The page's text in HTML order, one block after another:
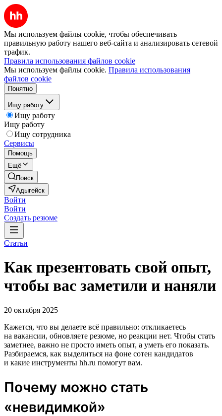
Мы используем файлы cookie, чтобы обеспечивать
правильную работу нашего веб-сайта и анализировать сетевой
трафик.
Правила использования файлов cookie
Мы используем файлы cookie. Правила использования
файлов cookie
Понятно
Ищу работу
Ищу работу
Ищу работу
Ищу сотрудника
Сервисы
Помощь
Ещё
Поиск
Адыгейск
Войти
Войти
Создать резюме
Статьи
Как презентовать свой опыт,
чтобы вас заметили и наняли
20 октября 2025
Кажется, что вы делаете всё правильно: откликаетесь
на вакансии, обновляете резюме, но реакции нет. Чтобы стать
заметнее, важно не просто иметь опыт, а уметь его показать.
Разбираемся, как выделиться на фоне сотен кандидатов
и какие инструменты hh.ru помогут вам.
Почему можно стать
«невидимкой»